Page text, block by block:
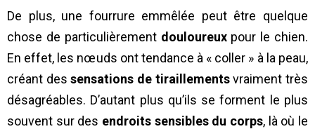
De plus, une fourrure emmêlée peut être quelque
chose de particulièrement douloureuxpour le chien.
En effet, les nœuds ont tendance à « coller » à la peau,
créant dessensations de tiraillementsvraiment très
désagréables. D’autant plus qu’ils se forment le plus
souvent sur des endroits sensibles du corps, là où le